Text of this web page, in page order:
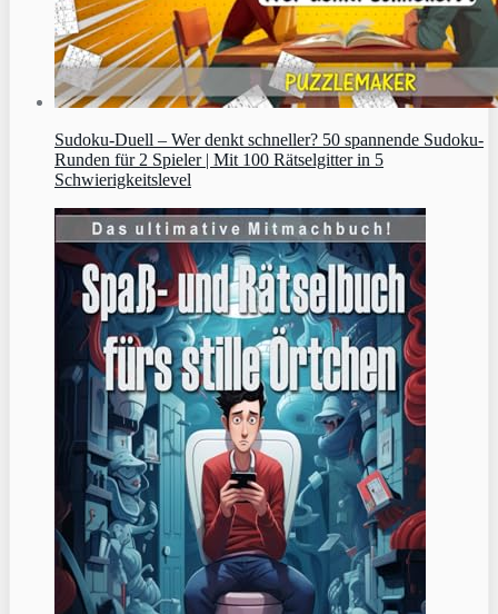
Sudoku‑Duell – Wer denkt schneller? 50 spannende Sudoku-
Runden für 2 Spieler | Mit 100 Rätselgitter in 5
Schwierigkeitslevel